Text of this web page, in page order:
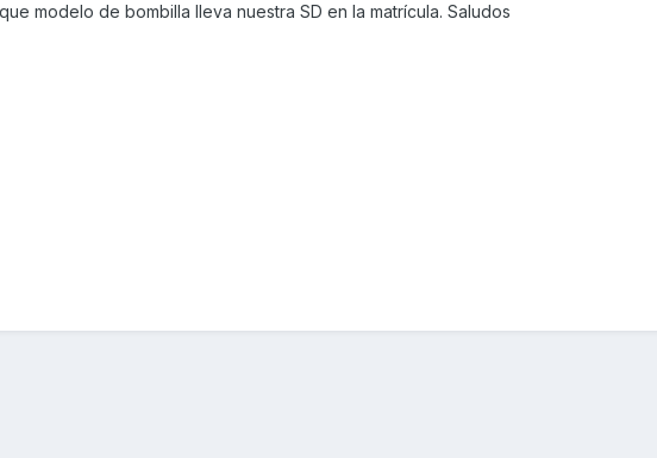
modelo de bombilla lleva nuestra SD en la matrícula. Saludos